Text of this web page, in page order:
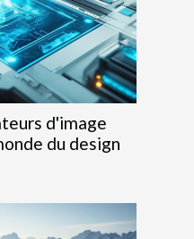
d'image
du design